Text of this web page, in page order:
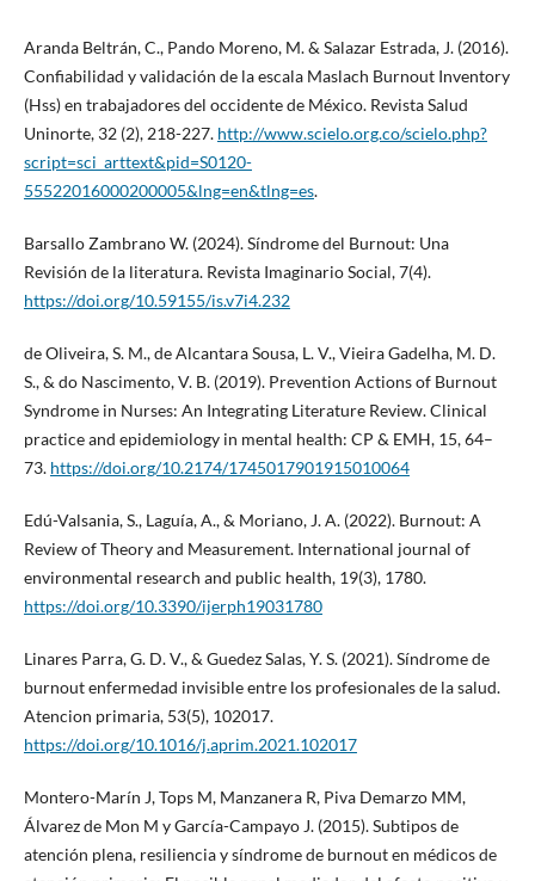
Aranda Beltrán, C., Pando Moreno, M. & Salazar Estrada, J. (2016).
Confiabilidad y validación de la escala Maslach Burnout Inventory
(Hss) en trabajadores del occidente de México. Revista Salud
Uninorte, 32 (2), 218-227. http://www.scielo.org.co/scielo.php?
script=sci_arttext&pid=S0120-
55522016000200005&lng=en&tlng=es.
Barsallo Zambrano W. (2024). Síndrome del Burnout: Una
Revisión de la literatura. Revista Imaginario Social, 7(4).
https://doi.org/10.59155/is.v7i4.232
de Oliveira, S. M., de Alcantara Sousa, L. V., Vieira Gadelha, M. D.
S., & do Nascimento, V. B. (2019). Prevention Actions of Burnout
Syndrome in Nurses: An Integrating Literature Review. Clinical
practice and epidemiology in mental health: CP & EMH, 15, 64–
73. https://doi.org/10.2174/1745017901915010064
Edú-Valsania, S., Laguía, A., & Moriano, J. A. (2022). Burnout: A
Review of Theory and Measurement. International journal of
environmental research and public health, 19(3), 1780.
https://doi.org/10.3390/ijerph19031780
Linares Parra, G. D. V., & Guedez Salas, Y. S. (2021). Síndrome de
burnout enfermedad invisible entre los profesionales de la salud.
Atencion primaria, 53(5), 102017.
https://doi.org/10.1016/j.aprim.2021.102017
Montero-Marín J, Tops M, Manzanera R, Piva Demarzo MM,
Álvarez de Mon M y García-Campayo J. (2015). Subtipos de
atención plena, resiliencia y síndrome de burnout en médicos de